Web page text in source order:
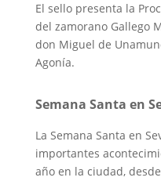
El sello presenta la
del zamorano Gallego
don Miguel de
Agonía.
Semana Santa en
La Semana Santa en
importantes
año en la ciudad,